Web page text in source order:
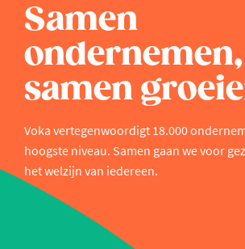
Samen
ondernemen,
samen
Voka vertegenwoordigt 18.000
hoogste niveau. Samen gaan we voor
het welzijn van iedereen.